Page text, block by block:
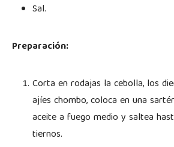
Sal.
Preparación:
Corta en rodajas la cebolla, los
ajíes chombo, coloca en una
aceite a fuego medio y saltea
tiernos.